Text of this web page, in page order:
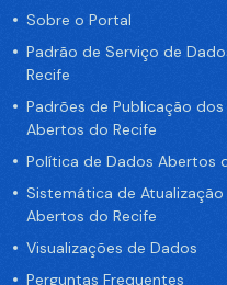
Sobre o Portal
Padrão de Serviço de
Recife
Padrões de Publicação
Abertos do Recife
Política de Dados Abertos
Sistemática de
Abertos do Recife
Visualizações de Dados
Perguntas Frequentes